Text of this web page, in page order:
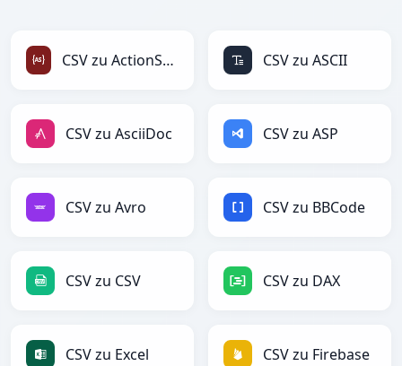
CSV zu ActionScript CSV zu ASCII
CSV zu AsciiDoc CSV zu ASP
CSV zu Avro CSV zu BBCode
CSV zu CSV CSV zu DAX
CSV zu Excel CSV zu Firebase